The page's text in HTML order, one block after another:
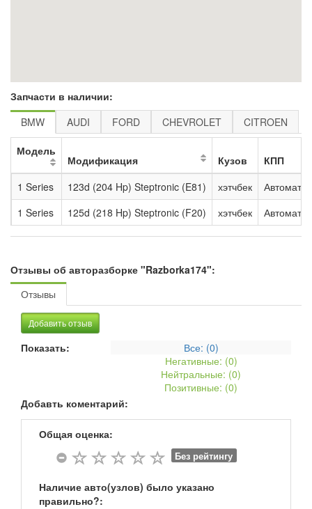
Запчасти в наличии:
BMW
AUDI FORD CHEVROLET CITROEN
Модель
Модификация Кузов
КПП
1 Series
123d (204 Hp) Steptronic (E81) хэтчбек
Автомат.
1 Series
125d (218 Hp) Steptronic (F20) хэтчбек Автомат.
Отзывы об авторазборке "Razborka174":
Отзывы
Добавить отзыв
Показать: Все: (0)
Негативные: (0)
Нейтральные: (0)
Позитивные: (0)
Добавть коментарий:
Общая оценка:
Без рейтингу
Наличие авто(узлов) было указано
правильно?: